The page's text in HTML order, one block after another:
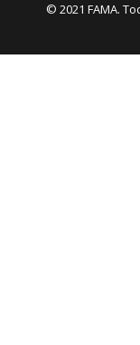
© 2021 FAMA.